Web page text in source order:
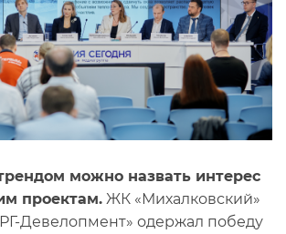
можно назвать интерес
проектам. ЖК «Михалковский»
Девелопмент» одержал победу